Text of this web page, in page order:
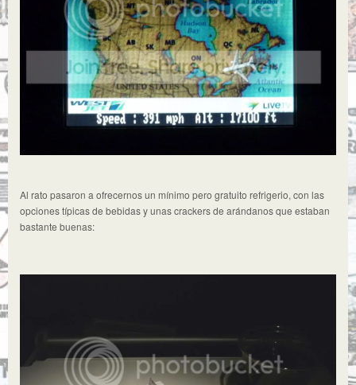
Al rato pasaron a ofrecernos un mínimo pero gratuito refrigerio, con las
opciones típicas de bebidas y unas crackers de arándanos que estaban
bastante buenas: